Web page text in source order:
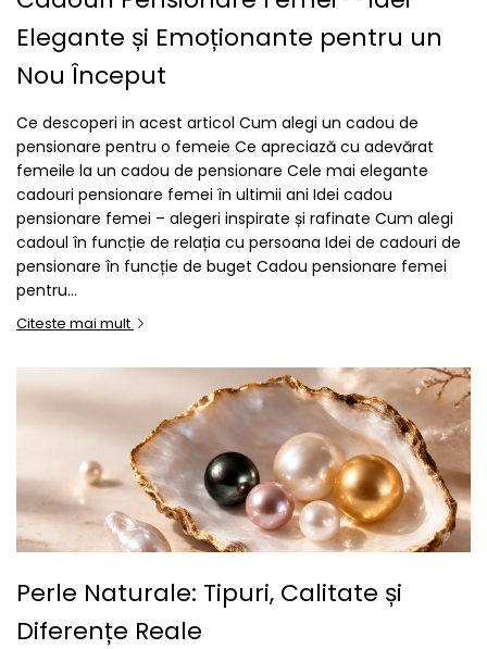
Elegante și Emoționante pentru un
Nou Început
Ce descoperi in acest articol Cum alegi un cadou de
pensionare pentru o femeie Ce apreciază cu adevărat
femeile la un cadou de pensionare Cele mai elegante
cadouri pensionare femei în ultimii ani Idei cadou
pensionare femei – alegeri inspirate și rafinate Cum alegi
cadoul în funcție de relația cu persoana Idei de cadouri de
pensionare în funcție de buget Cadou pensionare femei
pentru...
Citeste mai mult
Perle Naturale: Tipuri, Calitate și
Diferențe Reale